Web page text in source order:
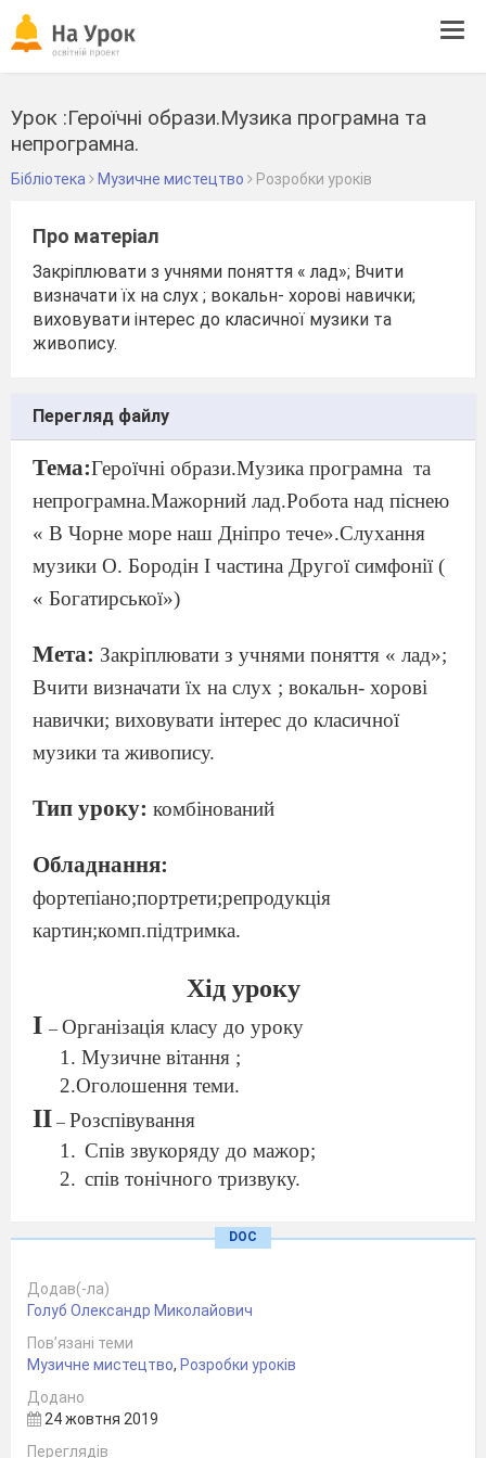
Урок :Героїчні образи.Музика програмна та
непрограмна.
Бібліотека Музичне мистецтво Розробки уроків
Про матеріал
Закріплювати з учнями поняття « лад»; Вчити
визначати їх на слух ; вокальн- хорові навички;
виховувати інтерес до класичної музики та
живопису.
Перегляд файлу
Тема:Героїчні образи.Музика програмна та
непрограмна.Мажорний лад.Робота над піснею
« В Чорне море наш Дніпро тече».Слухання
музики О. Бородін І частина Другої симфонії (
« Богатирської»)
Мета: Закріплювати з учнями поняття « лад»;
Вчити визначати їх на слух ; вокальн- хорові
навички; виховувати інтерес до класичної
музики та живопису.
Тип уроку: комбінований
Обладнання:
фортепіано;портрети;репродукція
картин;комп.підтримка.
Хід уроку
І – Організація класу до уроку
1. Музичне вітання ;
2.Оголошення теми.
ІІ – Розспівування
Спів звукоряду до мажор;
спів тонічного тризвуку.
Чи є різниця між двома музичними
Спів поспівки.
IV - Слухання музики.
DOC
Додав(-ла)
Голуб Олександр Миколайович
Пов’язані теми
Музичне мистецтво, Розробки уроків
Додано
24 жовтня 2019
Переглядів